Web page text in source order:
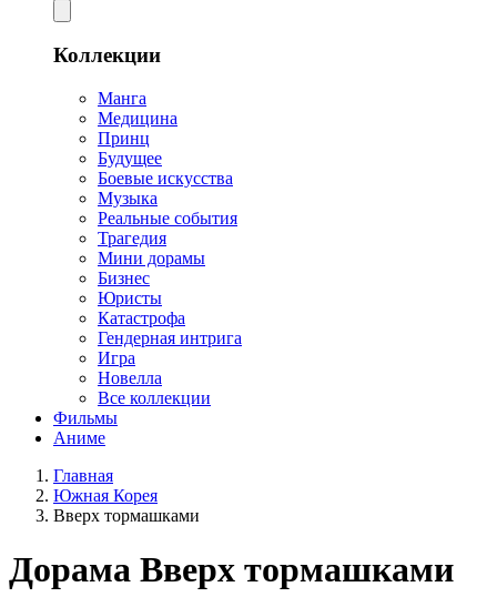
Коллекции
Манга
Медицина
Принц
Будущее
Боевые искусства
Музыка
Реальные события
Трагедия
Мини дорамы
Бизнес
Юристы
Катастрофа
Гендерная интрига
Игра
Новелла
Все коллекции
Фильмы
Аниме
Главная
Южная Корея
Вверх тормашками
Дорама Вверх тормашками